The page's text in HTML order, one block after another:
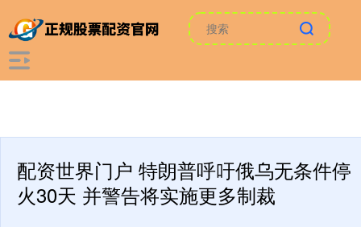
配资世界门户 特朗普呼吁俄乌无条件停
火30天 并警告将实施更多制裁